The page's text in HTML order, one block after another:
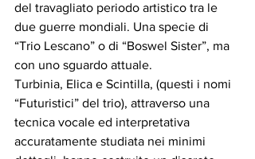
del travagliato periodo artistico tra le
due guerre mondiali. Una specie di
“Trio Lescano” o di “Boswel Sister”, ma
con uno sguardo attuale.
Turbinia, Elica e Scintilla, (questi i nomi
“Futuristici” del trio), attraverso una
tecnica vocale ed interpretativa
accuratamente studiata nei minimi